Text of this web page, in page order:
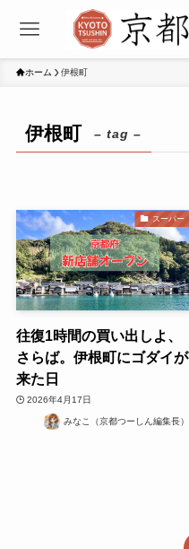
ホーム 伊根町
伊根町 – tag –
スーパー
往復1時間の買い出しよ、
さらば。伊根町にゴダイが
来た日
2026年4月17日
みなこ（京都つーしん編集長）